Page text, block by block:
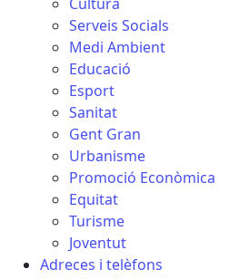
Serveis Socials
Medi Ambient
Educació
Esport
Sanitat
Gent Gran
Urbanisme
Promoció Econòmica
Equitat
Turisme
Joventut
Adreces i telèfons